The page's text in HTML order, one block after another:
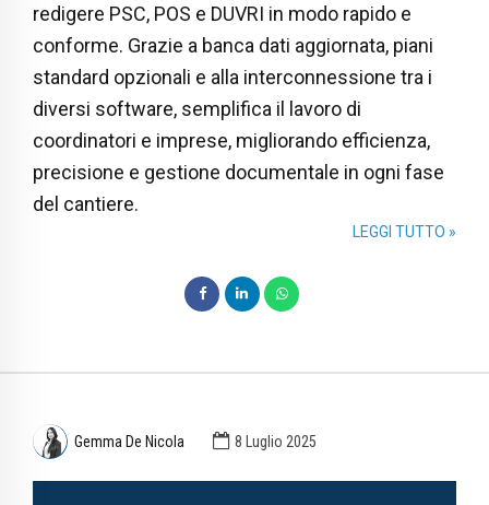
redigere PSC, POS e DUVRI in modo rapido e
conforme. Grazie a banca dati aggiornata, piani
standard opzionali e alla interconnessione tra i
diversi software, semplifica il lavoro di
coordinatori e imprese, migliorando efficienza,
precisione e gestione documentale in ogni fase
del cantiere.
LEGGI TUTTO »
Gemma De Nicola 8 Luglio 2025